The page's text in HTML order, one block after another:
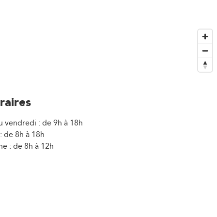
vendredi : de 9h à 18h
de 8h à 18h
: de 8h à 12h